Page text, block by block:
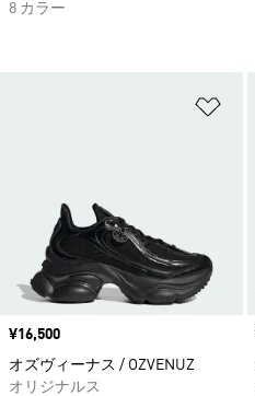
価格
¥16,500
オズヴィーナス / OZVENUZ
オリジナルス
8 カラー